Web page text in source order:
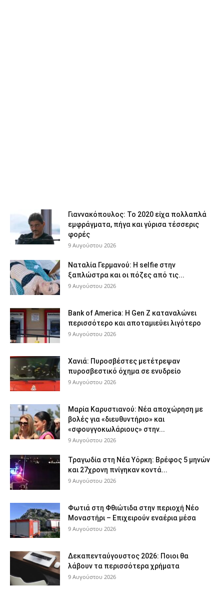
Γιαννακόπουλος: Το 2020 είχα πολλαπλά
εμφράγματα, πήγα και γύρισα τέσσερις
φορές
9 Αυγούστου 2026
Ναταλία Γερμανού: Η selfie στην
ξαπλώστρα και οι πόζες από τις...
9 Αυγούστου 2026
Bank of America: Η Gen Z καταναλώνει
περισσότερο και αποταμιεύει λιγότερο
9 Αυγούστου 2026
Χανιά: Πυροσβέστες μετέτρεψαν
πυροσβεστικό όχημα σε ενυδρείο
9 Αυγούστου 2026
Μαρία Καρυστιανού: Νέα αποχώρηση με
βολές για «διευθυντήριο» και
«σφουγγοκωλάριους» στην...
9 Αυγούστου 2026
Τραγωδία στη Νέα Υόρκη: Βρέφος 5 μηνών
και 27χρονη πνίγηκαν κοντά...
9 Αυγούστου 2026
Φωτιά στη Φθιώτιδα στην περιοχή Νέο
Μοναστήρι – Επιχειρούν εναέρια μέσα
9 Αυγούστου 2026
Δεκαπενταύγουστος 2026: Ποιοι θα
λάβουν τα περισσότερα χρήματα
9 Αυγούστου 2026